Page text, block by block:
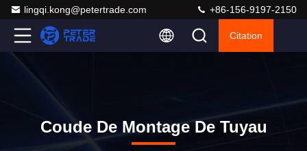
lingqi.kong@petertrade.com +86-156-9197-2150
Citation
Coude De Montage De Tuyau